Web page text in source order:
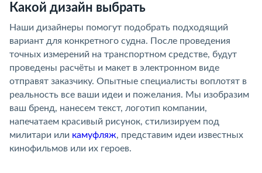
Какой дизайн выбрать
Наши дизайнеры помогут подобрать подходящий
вариант для конкретного судна. После проведения
точных измерений на транспортном средстве, будут
проведены расчёты и макет в электронном виде
отправят заказчику. Опытные специалисты воплотят в
реальность все ваши идеи и пожелания. Мы изобразим
ваш бренд, нанесем текст, логотип компании,
напечатаем красивый рисунок, стилизируем под
милитари или камуфляж, представим идеи известных
кинофильмов или их героев.